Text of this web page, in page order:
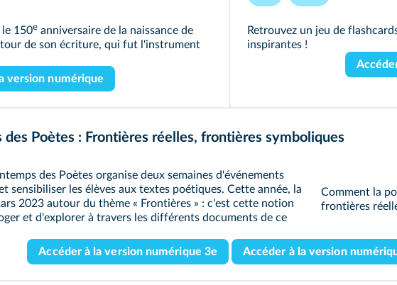
le 150e anniversaire de la naissance de
de son écriture, qui fut l'instrument
version numérique
Retrouvez un jeu de
inspirantes !
des Poètes : Frontières réelles, frontières symboliques
des Poètes organise deux semaines d'événements
sensibiliser les élèves aux textes poétiques. Cette année, la
2023 autour du thème « Frontières » : c'est cette notion
et d'explorer à travers les différents documents de ce
Comment la
frontières
Accéder à la version numérique 3e Accéder à la version